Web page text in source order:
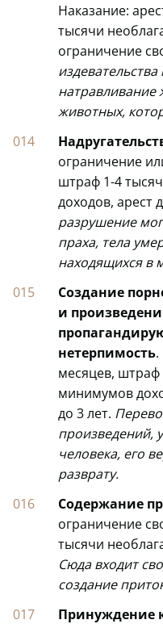
Наказание:
тысячи
ограничение
натравливание
животных,
ограничение
штраф 1-4
доходов, арест
разрушение
праха, тела
находящихся в
Создание
и
нетерпимость.
месяцев,
минимумов
до 3 лет.
произведений,
человека, его
разврату.
Содержание
ограничение
тысячи
Сюда входит
создание
Принуждение